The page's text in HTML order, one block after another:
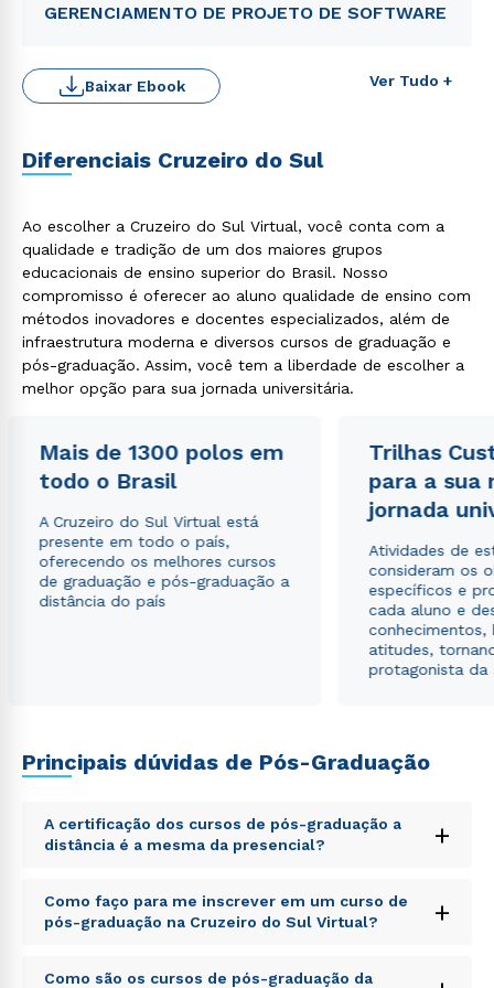
GERENCIAMENTO DE PROJETO DE SOFTWARE
Ver Tudo +
Baixar Ebook
Diferenciais Cruzeiro do Sul
Ao escolher a Cruzeiro do Sul Virtual, você conta com a
qualidade e tradição de um dos maiores grupos
educacionais de ensino superior do Brasil. Nosso
compromisso é oferecer ao aluno qualidade de ensino com
métodos inovadores e docentes especializados, além de
infraestrutura moderna e diversos cursos de graduação e
pós-graduação. Assim, você tem a liberdade de escolher a
melhor opção para sua jornada universitária.
Mais de 1300 polos em
todo o Brasil
A Cruzeiro do Sul Virtual está
presente em todo o país,
oferecendo os melhores cursos
de graduação e pós-graduação a
distância do país
Trilhas
para a sua
jornada
Atividades de
consideram os
específicos e
cada aluno e
conhecimentos,
atitudes,
protagonista da
Principais dúvidas de Pós-Graduação
A certificação dos cursos de pós-graduação a
distância é a mesma da presencial?
+
Sed ut perspiciatis unde omnis iste natus error sit
voluptatem accusantium doloremque laudantium,
totam rem aperiam, eaque ipsa quae ab illo inventore
explicabo. Nemo enim ipsam voluptatem quia
Como faço para me inscrever em um curso de
pós-graduação na Cruzeiro do Sul Virtual?
+
Sed ut perspiciatis unde omnis iste natus error sit
Como são os cursos de pós-graduação da
Rápido e fácil
WhatsApp
ou
Política de Privacidade.e
autorizo que meus dados sejam utilizados para o
envio de conteúdos da Cruzeiro do Sul.